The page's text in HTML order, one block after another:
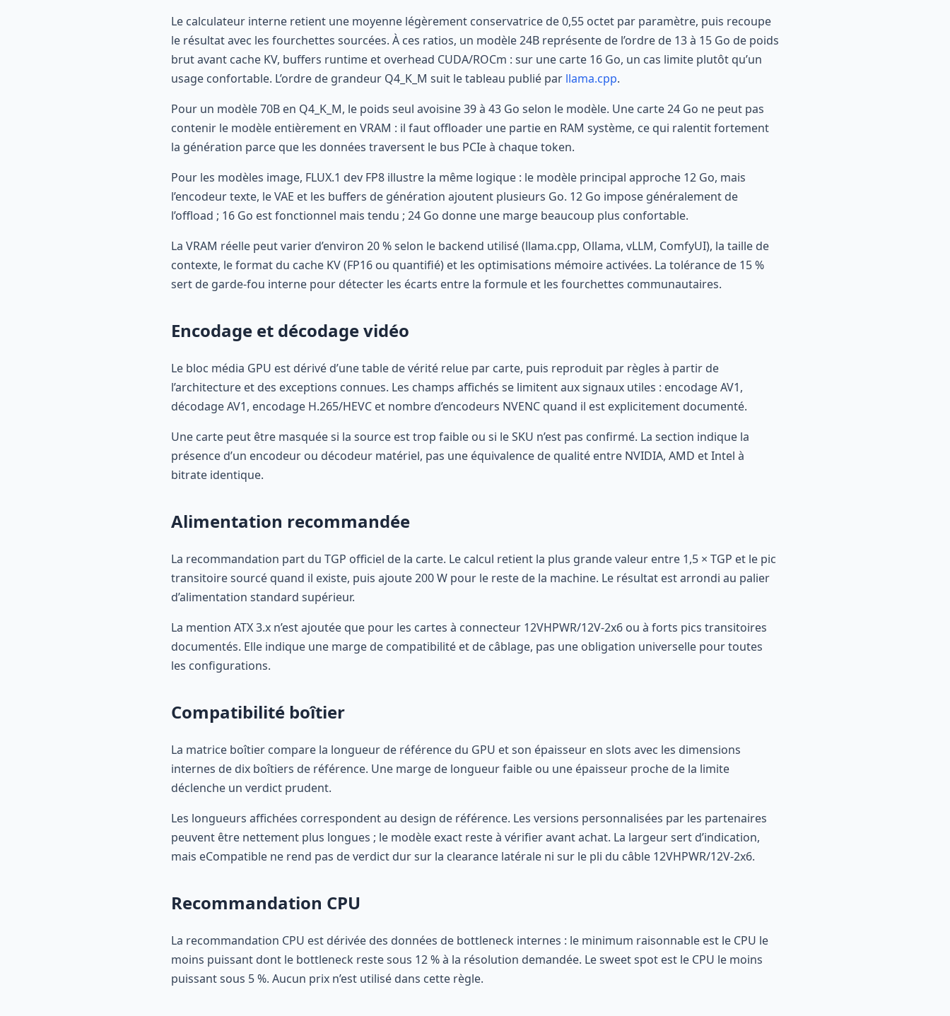
Le calculateur interne retient une moyenne légèrement conservatrice de 0,55 octet par paramètre, puis recoupe
le résultat avec les fourchettes sourcées. À ces ratios, un modèle 24B représente de l’ordre de 13 à 15 Go de poids
brut avant cache KV, buffers runtime et overhead CUDA/ROCm : sur une carte 16 Go, un cas limite plutôt qu’un
usage confortable. L’ordre de grandeur Q4_K_M suit le tableau publié par llama.cpp.
Pour un modèle 70B en Q4_K_M, le poids seul avoisine 39 à 43 Go selon le modèle. Une carte 24 Go ne peut pas
contenir le modèle entièrement en VRAM : il faut offloader une partie en RAM système, ce qui ralentit fortement
la génération parce que les données traversent le bus PCIe à chaque token.
Pour les modèles image, FLUX.1 dev FP8 illustre la même logique : le modèle principal approche 12 Go, mais
l’encodeur texte, le VAE et les buffers de génération ajoutent plusieurs Go. 12 Go impose généralement de
l’offload ; 16 Go est fonctionnel mais tendu ; 24 Go donne une marge beaucoup plus confortable.
La VRAM réelle peut varier d’environ 20 % selon le backend utilisé (llama.cpp, Ollama, vLLM, ComfyUI), la taille de
contexte, le format du cache KV (FP16 ou quantifié) et les optimisations mémoire activées. La tolérance de 15 %
sert de garde-fou interne pour détecter les écarts entre la formule et les fourchettes communautaires.
Encodage et décodage vidéo
Le bloc média GPU est dérivé d’une table de vérité relue par carte, puis reproduit par règles à partir de
l’architecture et des exceptions connues. Les champs affichés se limitent aux signaux utiles : encodage AV1,
décodage AV1, encodage H.265/HEVC et nombre d’encodeurs NVENC quand il est explicitement documenté.
Une carte peut être masquée si la source est trop faible ou si le SKU n’est pas confirmé. La section indique la
présence d’un encodeur ou décodeur matériel, pas une équivalence de qualité entre NVIDIA, AMD et Intel à
bitrate identique.
Alimentation recommandée
La recommandation part du TGP officiel de la carte. Le calcul retient la plus grande valeur entre 1,5 × TGP et le pic
transitoire sourcé quand il existe, puis ajoute 200 W pour le reste de la machine. Le résultat est arrondi au palier
d’alimentation standard supérieur.
La mention ATX 3.x n’est ajoutée que pour les cartes à connecteur 12VHPWR/12V-2x6 ou à forts pics transitoires
documentés. Elle indique une marge de compatibilité et de câblage, pas une obligation universelle pour toutes
les configurations.
Compatibilité boîtier
La matrice boîtier compare la longueur de référence du GPU et son épaisseur en slots avec les dimensions
internes de dix boîtiers de référence. Une marge de longueur faible ou une épaisseur proche de la limite
déclenche un verdict prudent.
Les longueurs affichées correspondent au design de référence. Les versions personnalisées par les partenaires
peuvent être nettement plus longues ; le modèle exact reste à vérifier avant achat. La largeur sert d’indication,
mais eCompatible ne rend pas de verdict dur sur la clearance latérale ni sur le pli du câble 12VHPWR/12V-2x6.
Recommandation CPU
La recommandation CPU est dérivée des données de bottleneck internes : le minimum raisonnable est le CPU le
moins puissant dont le bottleneck reste sous 12 % à la résolution demandée. Le sweet spot est le CPU le moins
puissant sous 5 %. Aucun prix n’est utilisé dans cette règle.